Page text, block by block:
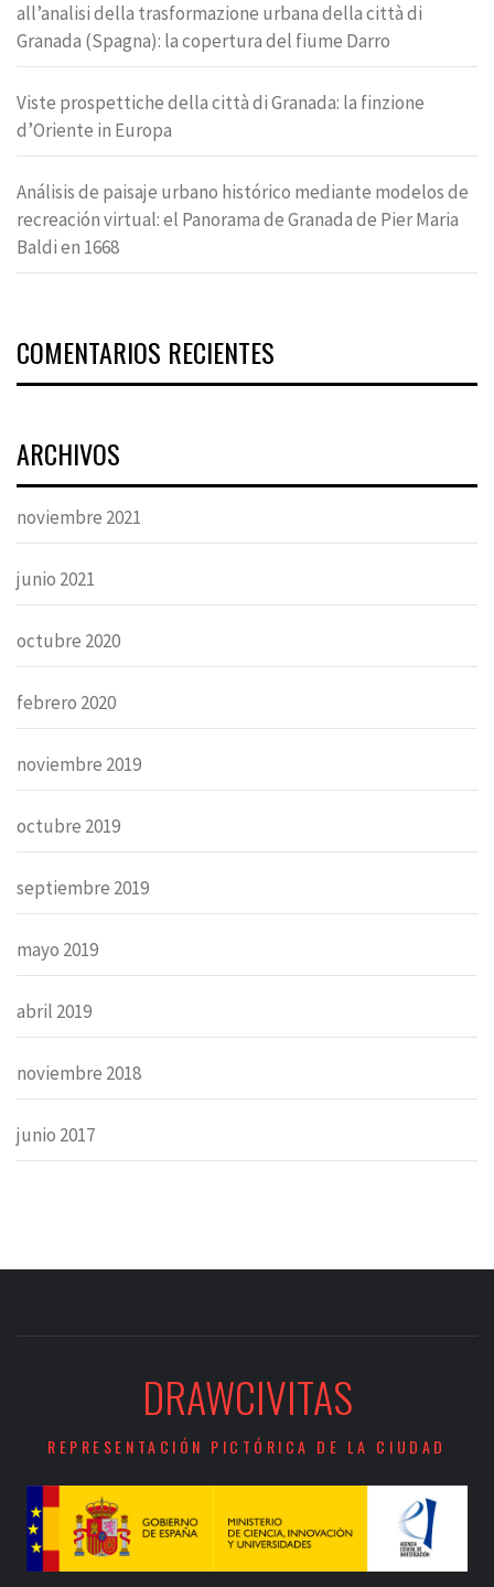
all’analisi della trasformazione urbana della città di
Granada (Spagna): la copertura del fiume Darro
Viste prospettiche della città di Granada: la finzione
d’Oriente in Europa
Análisis de paisaje urbano histórico mediante modelos de
recreación virtual: el Panorama de Granada de Pier Maria
Baldi en 1668
COMENTARIOS RECIENTES
ARCHIVOS
noviembre 2021
junio 2021
octubre 2020
febrero 2020
noviembre 2019
octubre 2019
septiembre 2019
mayo 2019
abril 2019
noviembre 2018
junio 2017
DRAWCIVITAS
REPRESENTACIÓN PICTÓRICA DE LA CIUDAD